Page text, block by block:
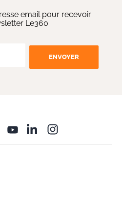
email pour recevoir
Le360
ENVOYER